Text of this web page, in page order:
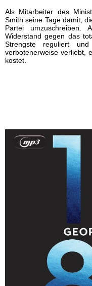
Als Mitarbeiter des
Smith seine Tage damit,
Partei
Widerstand gegen das
Strengste reguliert
verbotenerweise verliebt,
kostet.